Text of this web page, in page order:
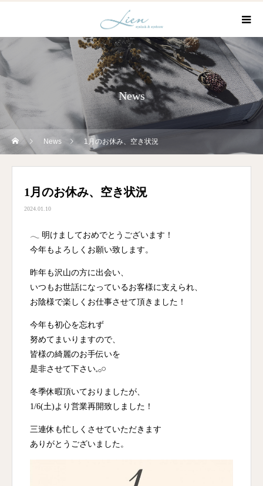
News
News 1月のお休み、空き状況
1月のお休み、空き状況
2024.01.10
𓂃 明けましておめでとうございます！
今年もよろしくお願い致します。
昨年も沢山の方に出会い、
いつもお世話になっているお客様に支えられ、
お陰様で楽しくお仕事させて頂きました！
今年も初心を忘れず
努めてまいりますので、
皆様の綺麗のお手伝いを
是非させて下さい𓈒𓂂𓏸
冬季休暇頂いておりましたが、
1/6(土)より営業再開致しました！
三連休も忙しくさせていただきます
ありがとうございました。